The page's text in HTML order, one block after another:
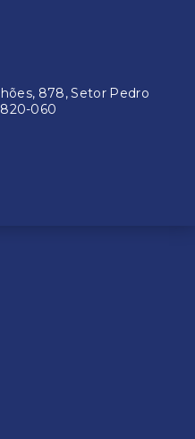
878, Setor Pedro
060